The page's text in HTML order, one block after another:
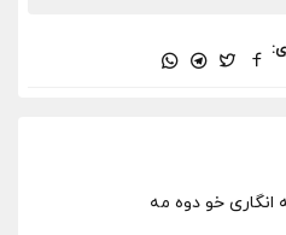
انگاری خو دوه مه